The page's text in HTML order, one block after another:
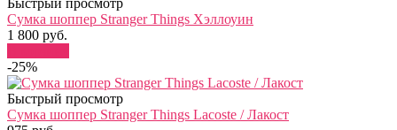
Сумка шоппер Stranger Things Хэллоуин
1 800 руб.
-25%
Быстрый просмотр
Сумка шоппер Stranger Things Lacoste / Лакост